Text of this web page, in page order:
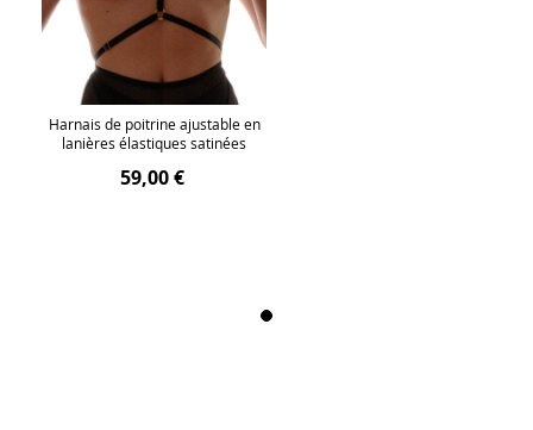
Harnais de poitrine ajustable en
lanières élastiques satinées
59,00 €